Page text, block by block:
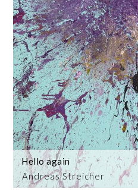
Andreas Streicher
Hello again